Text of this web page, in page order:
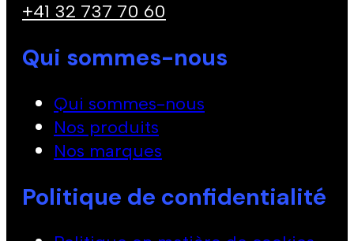
+41 32 737 70 60
Qui sommes-nous
Qui sommes-nous
Nos produits
Nos marques
Politique de confidentialité